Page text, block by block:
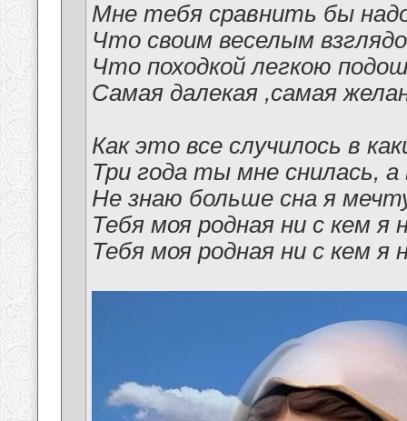
Мне тебя сравнить бы
Что своим веселым
Что походкой легкою
Самая далекая ,самая
Как это все случилось в
Три года ты мне снилась,
Не знаю больше сна я
Тебя моя родная ни с кем я
Тебя моя родная ни с кем я